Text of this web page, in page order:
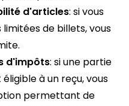
d'articles: si vous
de billets, vous
d'impôts: si une partie
à un reçu, vous
permettant de